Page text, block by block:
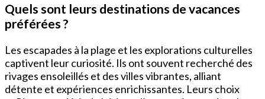
Quels sont leurs destinations de vacances
préférées ?
Les escapades à la plage et les explorations culturelles
captivent leur curiosité. Ils ont souvent recherché des
rivages ensoleillés et des villes vibrantes, alliant
détente et expériences enrichissantes. Leurs choix